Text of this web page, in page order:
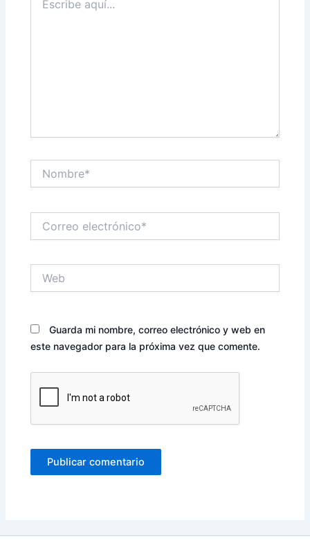
aquí...
electrónico*
Guarda mi nombre, correo electrónico y web en
este navegador para la próxima vez que comente.